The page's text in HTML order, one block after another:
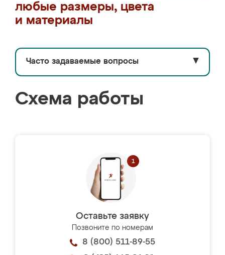
любые размеры, цвета
и материалы
Часто задаваемые вопросы ▼
Схема работы
Оставьте заявку
Позвоните по номерам
8 (800) 511-89-55